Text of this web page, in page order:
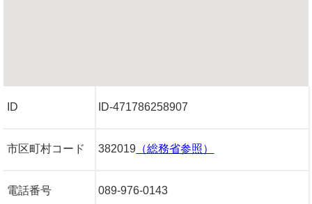
ID ID-471786258907
市区町村コード 382019 （総務省参照）
電話番号 089-976-0143